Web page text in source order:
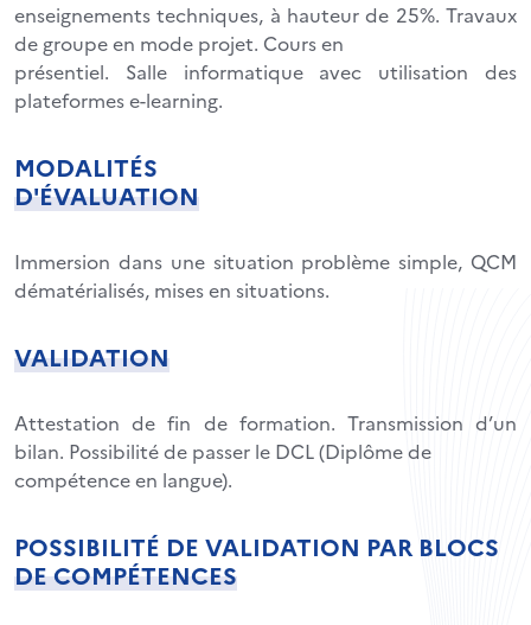
enseignements techniques, à hauteur de 25%. Travaux
de groupe en mode projet. Cours en
présentiel. Salle informatique avec utilisation des
plateformes e-learning.
MODALITÉS
D'ÉVALUATION
Immersion dans une situation problème simple, QCM
dématérialisés, mises en situations.
VALIDATION
Attestation de fin de formation. Transmission d’un
bilan. Possibilité de passer le DCL (Diplôme de
compétence en langue).
POSSIBILITÉ DE VALIDATION PAR BLOCS
DE COMPÉTENCES